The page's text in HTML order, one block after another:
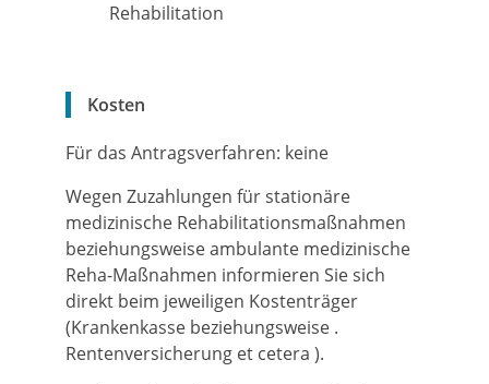
Rehabilitation
Kosten
Für das Antragsverfahren: keine
Wegen Zuzahlungen für stationäre
medizinische Rehabilitationsmaßnahmen
beziehungsweise ambulante medizinische
Reha-Maßnahmen informieren Sie sich
direkt beim jeweiligen Kostenträger
(Krankenkasse beziehungsweise .
Rentenversicherung et cetera ).